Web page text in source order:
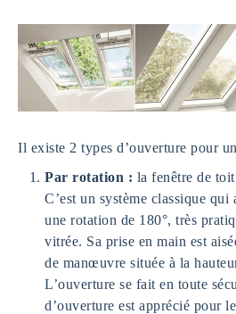
Il existe 2 types d’ouverture pour
Par rotation : la fenêtre de
C’est un système classique
une rotation de 180°, très
vitrée. Sa prise en main est
de manœuvre située à la
L’ouverture se fait en toute
d’ouverture est apprécié pour